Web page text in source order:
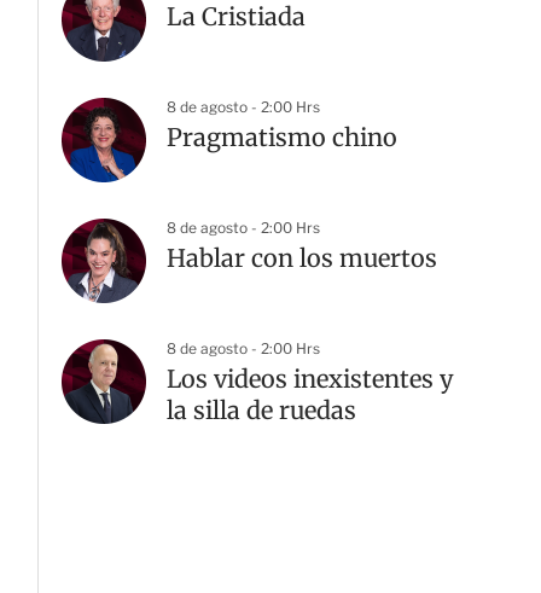
La Cristiada
8 de agosto - 2:00 Hrs
Pragmatismo chino
8 de agosto - 2:00 Hrs
Hablar con los muertos
8 de agosto - 2:00 Hrs
Los videos inexistentes y
la silla de ruedas